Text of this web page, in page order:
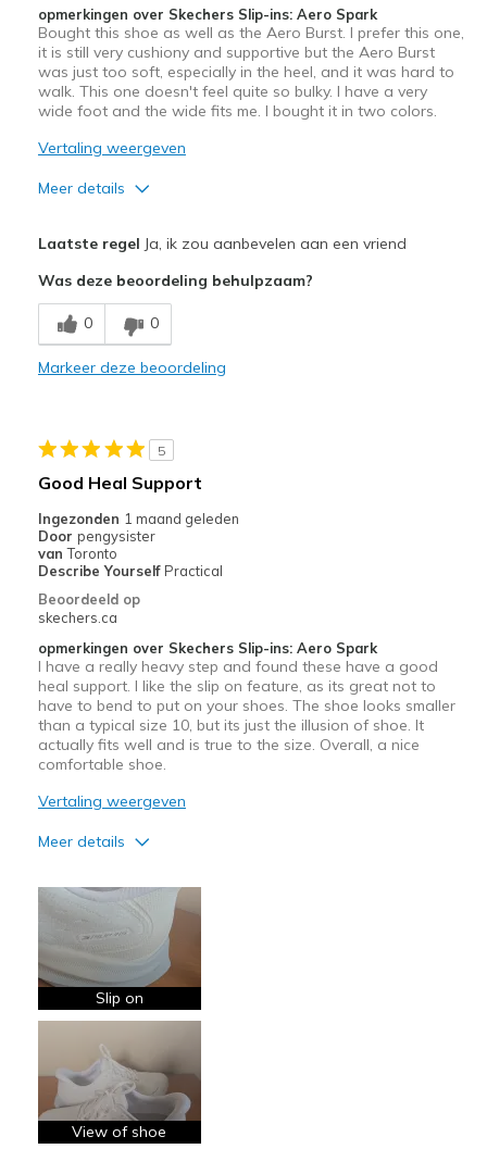
Travel
Walking
Width
Feels true to width
View On Shoes
I'm Into Shoes
opmerkingen over Skechers Slip-ins: Aero Spark
Bought this shoe as well as the Aero Burst. I prefer this one,
it is still very cushiony and supportive but the Aero Burst
was just too soft, especially in the heel, and it was hard to
walk. This one doesn't feel quite so bulky. I have a very
wide foot and the wide fits me. I bought it in two colors.
Vertaling weergeven
Meer details
Sizing
Feels true to size
View On Shoes
I'm Into Shoes
Laatste regel Ja, ik zou aanbevelen aan een vriend
Was deze beoordeling behulpzaam?
0 0
Markeer deze beoordeling
5
Good Heal Support
Ingezonden 1 maand geleden
Door pengysister
van Toronto
Describe Yourself Practical
Beoordeeld op
skechers.ca
opmerkingen over Skechers Slip-ins: Aero Spark
I have a really heavy step and found these have a good
heal support. I like the slip on feature, as its great not to
have to bend to put on your shoes. The shoe looks smaller
than a typical size 10, but its just the illusion of shoe. It
actually fits well and is true to the size. Overall, a nice
comfortable shoe.
Vertaling weergeven
Meer details
Attractive Design
Breathe Well
Comfortable
Stylish
Beste toepassingen
Slip on
View of shoe